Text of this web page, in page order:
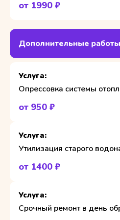
от 1990 ₽
Дополнительные
Опрессовка системы
от 950 ₽
Утилизация старого
от 1400 ₽
Срочный ремонт в день